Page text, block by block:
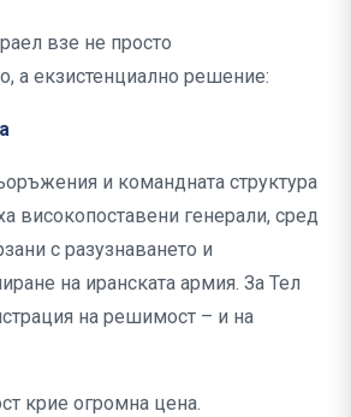
взе не просто
а екзистенциално решение:
и командната структура
високопоставени генерали, сред
с разузнаването и
на иранската армия. За Тел
на решимост – и на
крие огромна цена.